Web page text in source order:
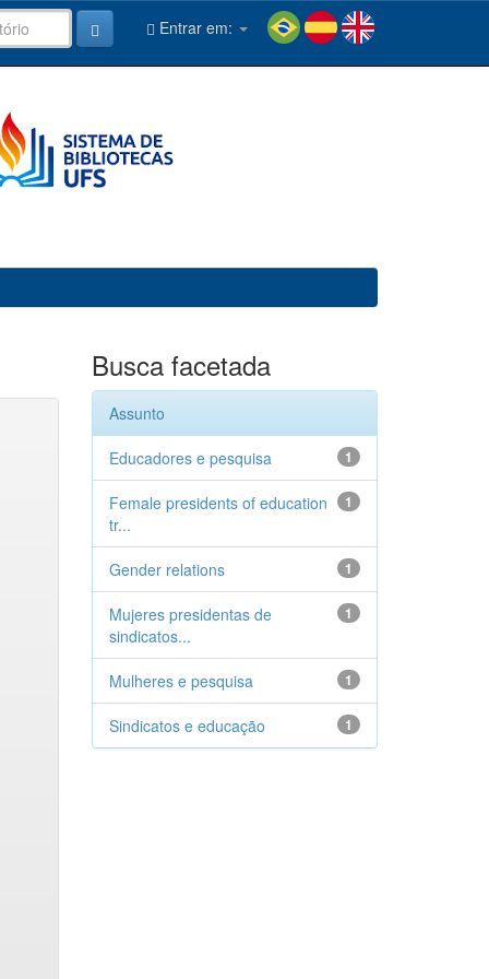
Entrar em:
Busca facetada
Assunto
1
Educadores e pesquisa
1
Female presidents of education
tr...
1
Gender relations
1
Mujeres presidentas de
sindicatos...
1
Mulheres e pesquisa
1
Sindicatos e educação